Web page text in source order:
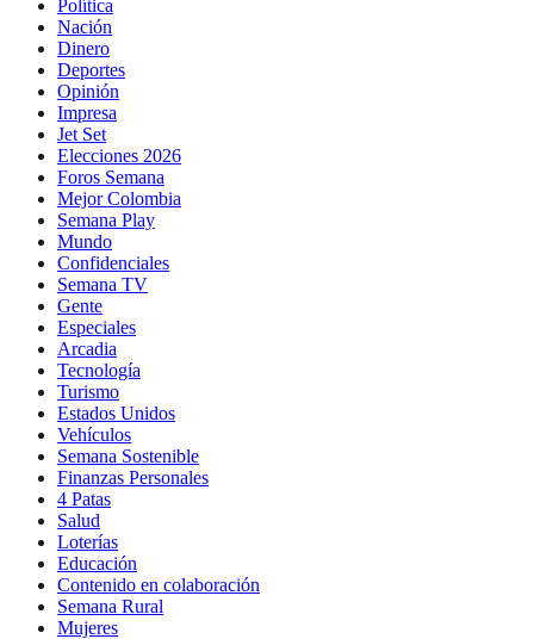
Política
Nación
Dinero
Deportes
Opinión
Impresa
Jet Set
Elecciones 2026
Foros Semana
Mejor Colombia
Semana Play
Mundo
Confidenciales
Semana TV
Gente
Especiales
Arcadia
Tecnología
Turismo
Estados Unidos
Vehículos
Semana Sostenible
Finanzas Personales
4 Patas
Salud
Loterías
Educación
Contenido en colaboración
Semana Rural
Mujeres